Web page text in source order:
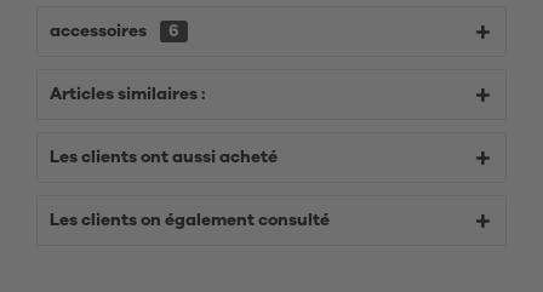
accessoires 6
Articles similaires :
Les clients ont aussi acheté
Les clients on également consulté